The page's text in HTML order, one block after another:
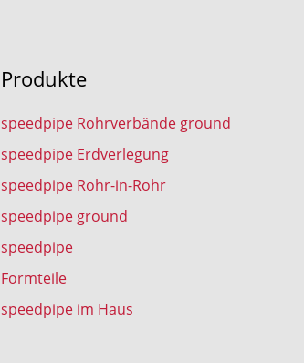
Produkte
speedpipe Rohrverbände ground
speedpipe Erdverlegung
speedpipe Rohr-in-Rohr
speedpipe ground
speedpipe
Formteile
speedpipe im Haus